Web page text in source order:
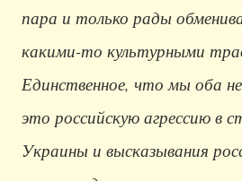
пара и только рады
какими-то культурными
Единственное, что мы оба
это российскую агрессию в
Украины и высказывания